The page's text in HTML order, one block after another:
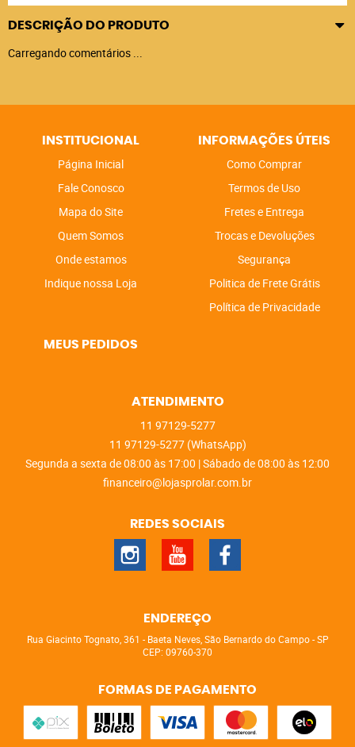
DESCRIÇÃO DO PRODUTO
Carregando comentários ...
INSTITUCIONAL
Página Inicial
Fale Conosco
Mapa do Site
Quem Somos
Onde estamos
Indique nossa Loja
INFORMAÇÕES ÚTEIS
Como Comprar
Termos de Uso
Fretes e Entrega
Trocas e Devoluções
Segurança
Politica de Frete Grátis
Política de Privacidade
MEUS PEDIDOS
ATENDIMENTO
11 97129-5277
11 97129-5277 (WhatsApp)
Segunda a sexta de 08:00 às 17:00 | Sábado de 08:00 às 12:00
financeiro@lojasprolar.com.br
REDES SOCIAIS
ENDEREÇO
Rua Giacinto Tognato, 361 - Baeta Neves, São Bernardo do Campo-SP
CEP: 09760-370
FORMAS DE PAGAMENTO